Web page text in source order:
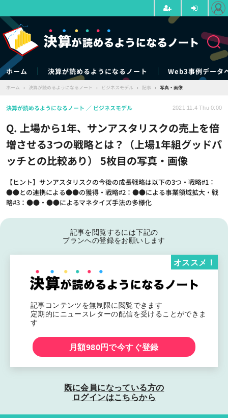
ホーム 決算が読めるようになるノート Web3事例データ
ホーム › 決算が読めるようになるノート › ビジネスモデル › 記事 › 写真・画像
Q. 上場から1年、サンアスタリスクの売上を倍
増させる3つの戦略とは？（上場1年組グッドパ
ッチとの比較あり） 5枚目の写真・画像
【ヒント】サンアスタリスクの今後の成長戦略は以下の3つ・戦略#1：
●●との連携による●●の獲得・戦略#2：●●による事業領域拡大・戦
略#3：●●・●●によるマネタイズ手法の多様化
決算が読めるようになるノート ビジネスモデル 2021.11.4 Thu 0:00
記事を閲覧するには下記の
プランへの登録をお願いします
記事コンテンツを無制限に閲覧できます
定期的にニュースレターの配信を受けることができま
す
オススメ！
月額980円で今すぐ登録
既に会員になっている方の
ログインはこちらから